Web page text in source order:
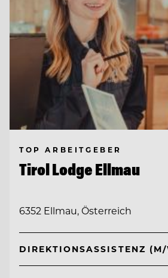
TOP ARBEITGEBER
Tirol Lodge Ellmau
6352 Ellmau, Österreich
DIREKTIONSASSISTENZ